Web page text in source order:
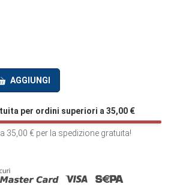
AGGIUNGI
per ordini superiori a 35,00 €
35,00 €per la spedizione gratuita!